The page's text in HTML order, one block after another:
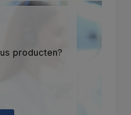
producten?